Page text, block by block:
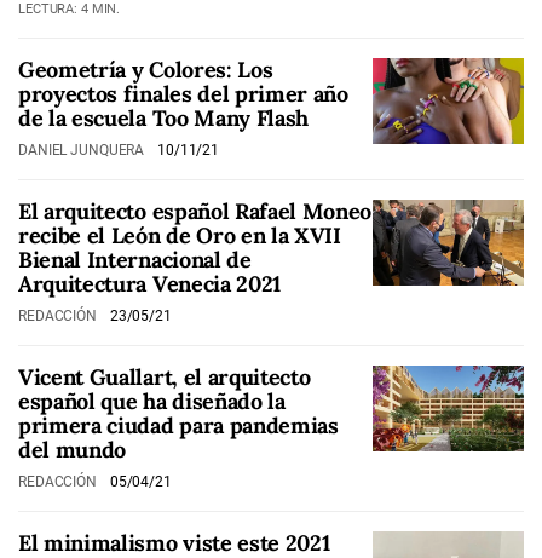
LECTURA: 4 MIN.
Geometría y Colores: Los
proyectos finales del primer año
de la escuela Too Many Flash
DANIEL JUNQUERA 10/11/21
El arquitecto español Rafael Moneo
recibe el León de Oro en la XVII
Bienal Internacional de
Arquitectura Venecia 2021
REDACCIÓN 23/05/21
Vicent Guallart, el arquitecto
español que ha diseñado la
primera ciudad para pandemias
del mundo
REDACCIÓN 05/04/21
El minimalismo viste este 2021